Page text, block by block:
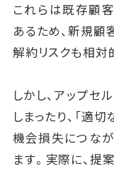
これらは既存顧
あるため、新規顧
解約リスクも相対
しかし、アップセ
しまったり、「適
機会損失につな
ます。実際に、提